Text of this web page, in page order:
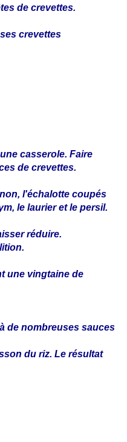
de crevettes.
crevettes
casserole. Faire
de crevettes.
l'échalotte coupés
le laurier et le persil.
réduire.
une vingtaine de
de nombreuses sauces
du riz. Le résultat